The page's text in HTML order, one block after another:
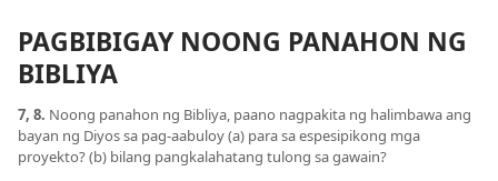
PAGBIBIGAY NOONG PANAHON NG
BIBLIYA
7, 8. Noong panahon ng Bibliya, paano nagpakita ng halimbawa ang
bayan ng Diyos sa pag-aabuloy (a) para sa espesipikong mga
proyekto? (b) bilang pangkalahatang tulong sa gawain?